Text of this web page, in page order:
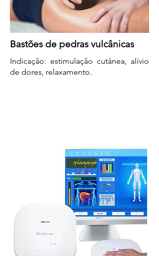
Bastões de pedras vulcânicas
Indicação: estimulação cutânea, alívio
de dores, relaxamento.